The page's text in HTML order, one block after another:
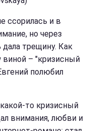
ссорилась и в
но через
трещину. Как
виной – "кризисный
полюбил
то кризисный
внимания, любви и